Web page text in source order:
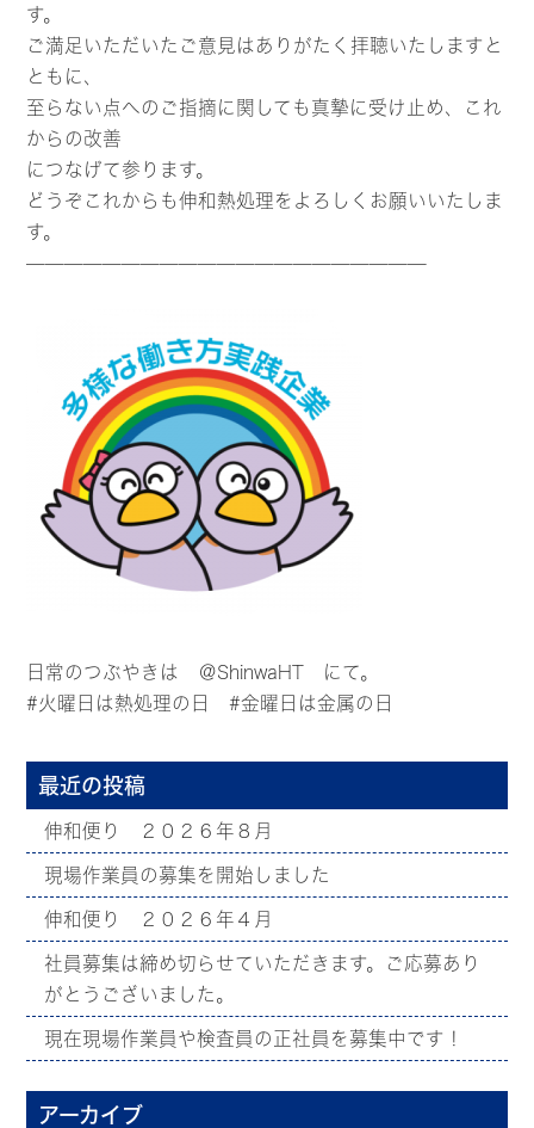
す。
ご満足いただいたご意見はありがたく拝聴いたしますと
ともに、
至らない点へのご指摘に関しても真摯に受け止め、これ
からの改善
につなげて参ります。
どうぞこれからも伸和熱処理をよろしくお願いいたしま
す。
—————————————————————
日常のつぶやきは ＠ShinwaHT にて。
#火曜日は熱処理の日 #金曜日は金属の日
最近の投稿
伸和便り ２０２６年８月
現場作業員の募集を開始しました
伸和便り ２０２６年４月
社員募集は締め切らせていただきます。ご応募あり
がとうございました。
現在現場作業員や検査員の正社員を募集中です！
アーカイブ